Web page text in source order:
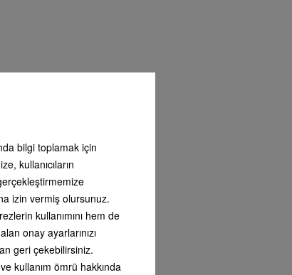
bilgi toplamak için
kullanıcıların
izin vermiş olursunuz.
kullanımını hem de
onay ayarlarınızı
geri çekebilirsiniz.
kullanım ömrü hakkında